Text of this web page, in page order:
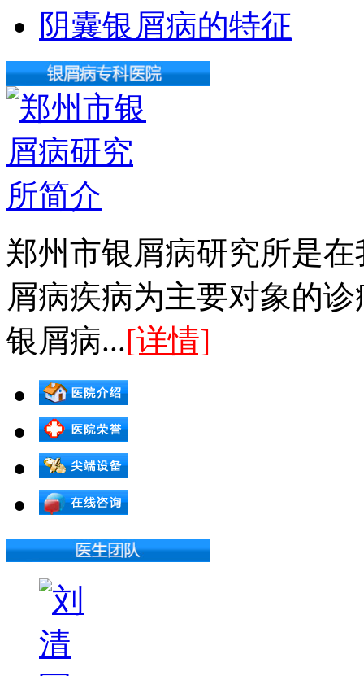
阴囊银屑病的特征
郑州市银屑病研究所是
屑病疾病为主要对象的
银屑病...[详情]